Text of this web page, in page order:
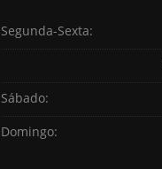
Segunda-Sexta:
Sábado:
Domingo: